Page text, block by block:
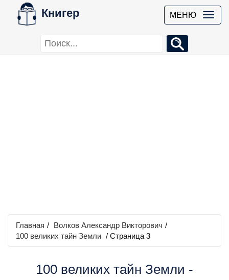
Книгер МЕНЮ
Главная / Волков Александр Викторович /
100 великих тайн Земли / Страница 3
100 великих тайн Земли -